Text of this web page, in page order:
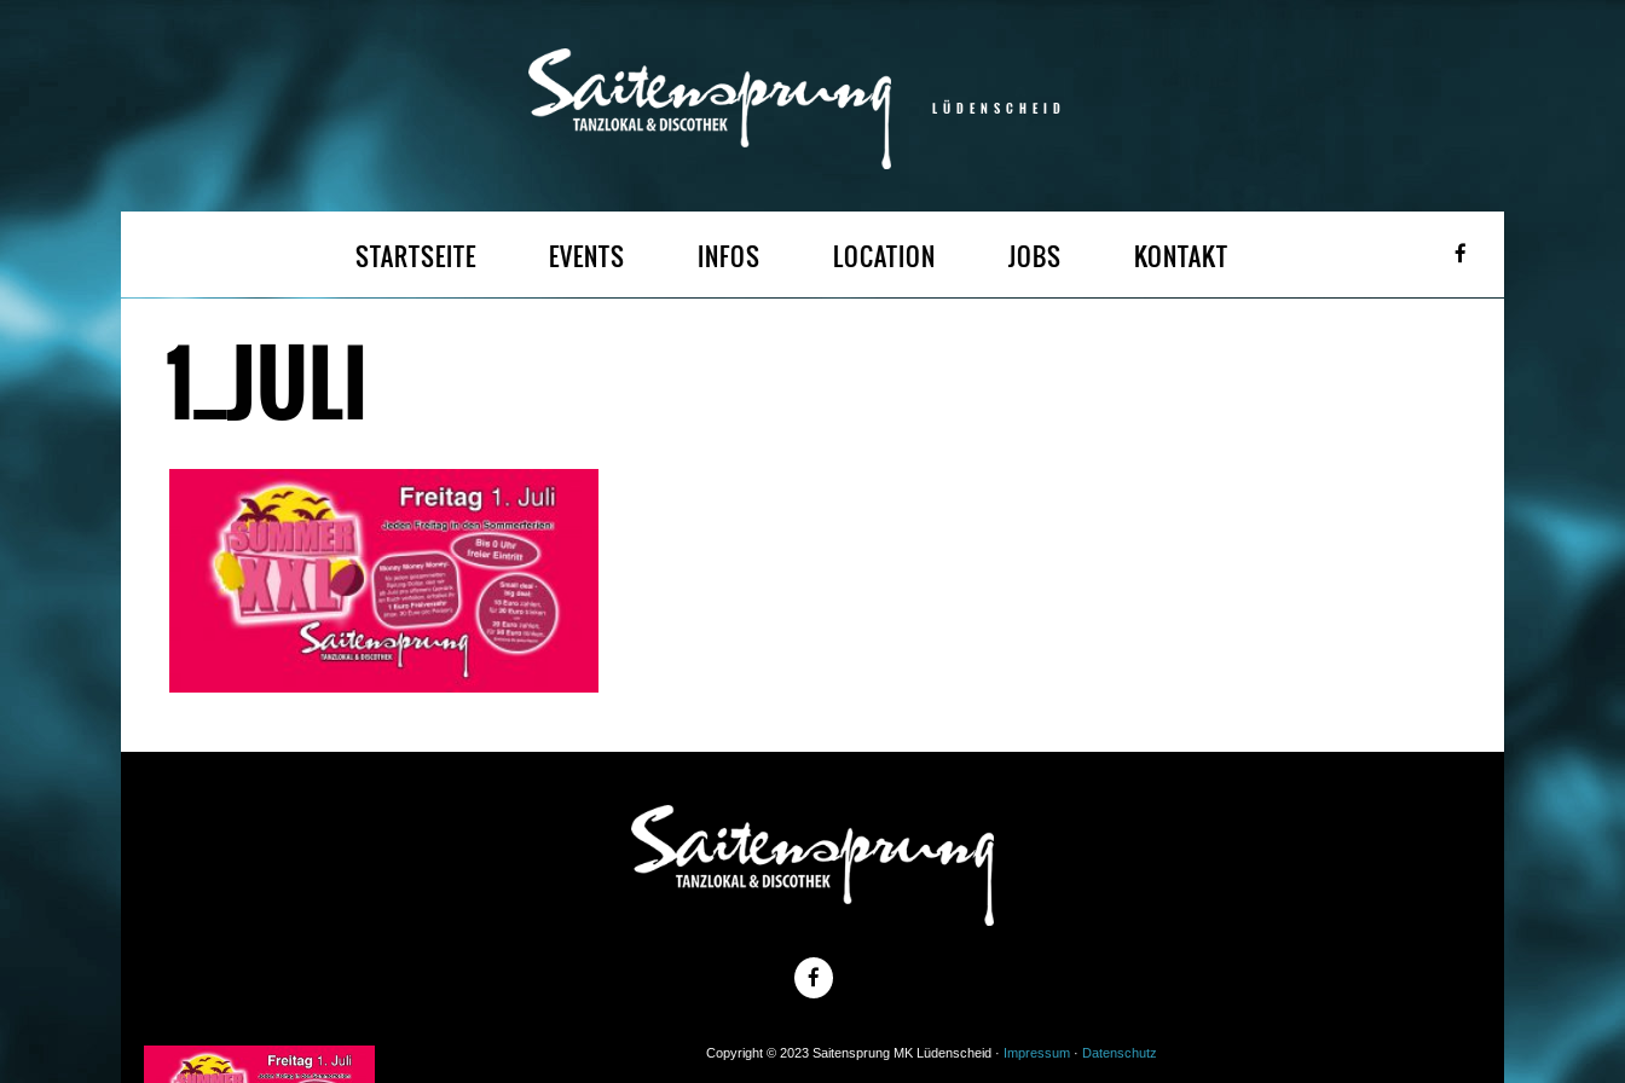
LÜDENSCHEID
STARTSEITE EVENTS INFOS LOCATION JOBS KONTAKT
1_JULI
Copyright © 2023 Saitensprung MK Lüdenscheid · Impressum· Datenschutz